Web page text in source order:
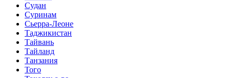
Судан
Суринам
Сьерра-Леоне
Таджикистан
Тайвань
Тайланд
Танзания
Того